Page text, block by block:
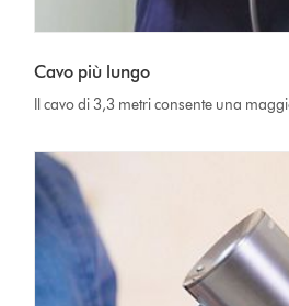
Cavo più lungo
Il cavo di 3,3 metri consente una